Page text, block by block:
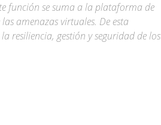
función se suma a la plataforma de
amenazas virtuales. De esta
resiliencia, gestión y seguridad de los